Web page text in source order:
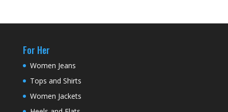
For Her
Women Jeans
Tops and Shirts
Women Jackets